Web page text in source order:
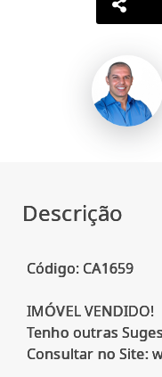
Descrição
Código: CA1659
IMÓVEL VENDIDO!
Tenho outras
Consultar no Site: